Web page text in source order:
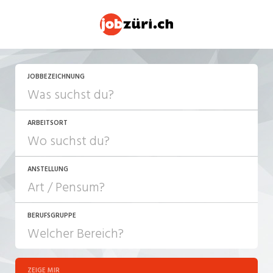
JOBBEZEICHNUNG
ARBEITSORT
ANSTELLUNG
JOB-TYP
Festanstellung
BERUFSGRUPPE
ZEIGE MIR